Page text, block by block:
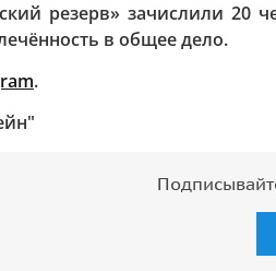
резерв» зачислили
в общее дело.
.